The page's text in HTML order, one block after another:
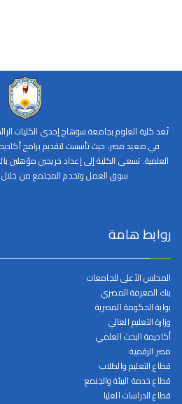
تُعد كلية العلوم بجامعة سوهاج إحدى الكليات
في صعيد مصر، حيث تأسست لتقديم برامج
العلمية. تسعى الكلية إلى إعداد خريجين مؤهلين
سوق العمل وتخدم المجتمع من خلال
روابط هامة
المجلس الأعلى للجامعات
بنك المعرفة المصري
بوابة الحكومة المصرية
وزارة التعليم العالي
أكاديمة البحث العلمي
مصر الرقمية
قطاع التعليم والطلاب
قطاع خدمة البيئة والجنمع
قطاع الدراسات العليا